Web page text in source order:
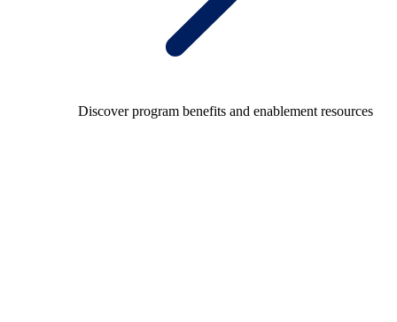
Discover program benefits and enablement resources